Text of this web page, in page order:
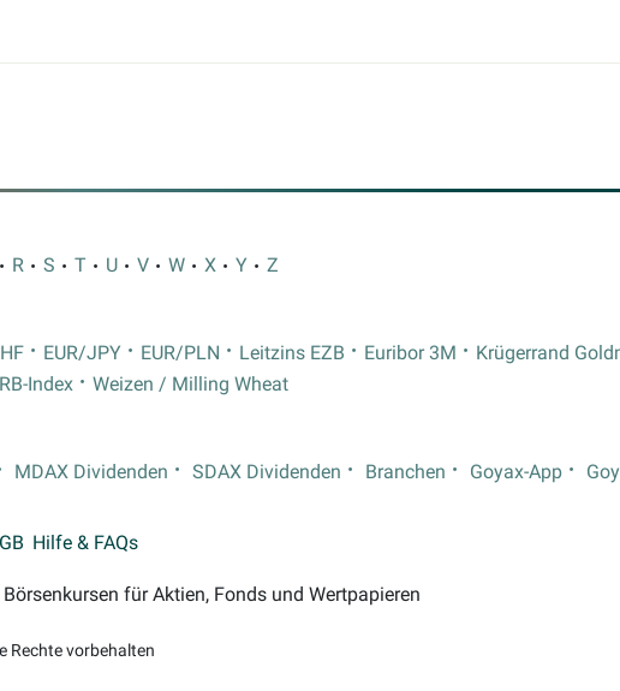
R S T U V W X Y Z
EUR/JPY EUR/PLN Leitzins EZB Euribor 3M Krügerrand
Index
Weizen / Milling Wheat
MDAX Dividenden SDAX Dividenden Branchen Goyax-App
Hilfe & FAQs
für Aktien, Fonds und Wertpapieren
Rechte vorbehalten